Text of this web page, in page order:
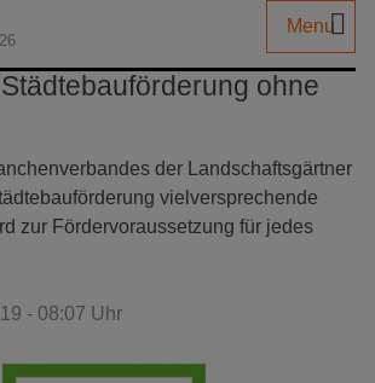
Menu
ohne
der Landschaftsgärtner
vielversprechende
zur Fördervoraussetzung für jedes
- 08:07 Uhr